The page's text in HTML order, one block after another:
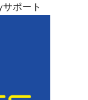
ポート